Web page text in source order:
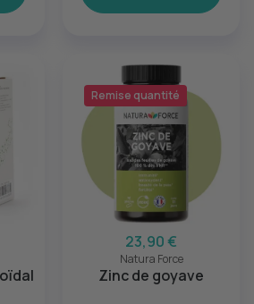
Remise quantité
23,90 €
Natura Force
Zinc de goyave